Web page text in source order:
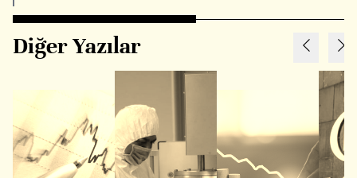
Diğer Yazılar